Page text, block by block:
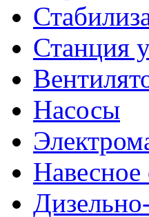
Станция
Насосы
Навесное